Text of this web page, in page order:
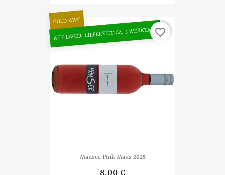
Mauser Pink Maus 2025
GOLD AWC
AUF LAGER. LIEFERZEIT CA. 3 WERKTAGEfavorite_border